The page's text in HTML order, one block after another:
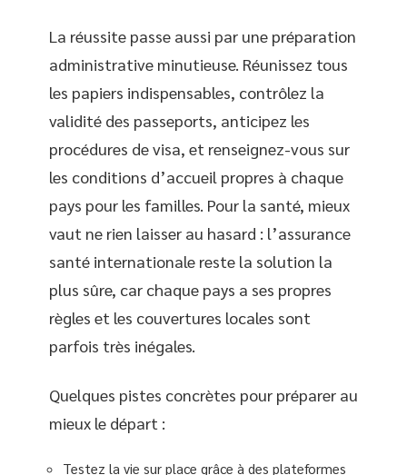
La réussite passe aussi par une préparation
administrative minutieuse. Réunissez tous
les papiers indispensables, contrôlez la
validité des passeports, anticipez les
procédures de visa, et renseignez-vous sur
les conditions d’accueil propres à chaque
pays pour les familles. Pour la santé, mieux
vaut ne rien laisser au hasard : l’assurance
santé internationale reste la solution la
plus sûre, car chaque pays a ses propres
règles et les couvertures locales sont
parfois très inégales.
Quelques pistes concrètes pour préparer au
mieux le départ :
Testez la vie sur place grâce à des plateformes